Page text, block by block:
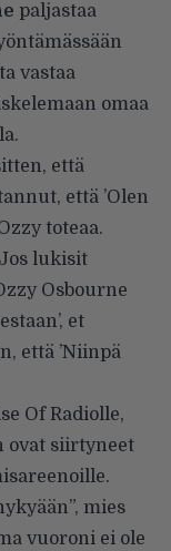
paljastaa
vastaa
omaa
että
että ’Olen
toteaa.
lukisit
Osbourne
et
että ’Niinpä
Of Radiolle,
ovat siirtyneet
mies
vuoroni ei ole